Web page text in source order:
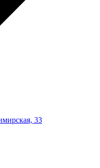
33